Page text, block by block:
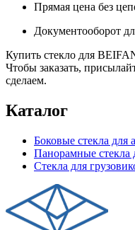
Прямая цена без
Документооборот
Купить стекло для
Чтобы заказать,
сделаем.
Каталог
Боковые стекла для
Панорамные стекла
Стекла для